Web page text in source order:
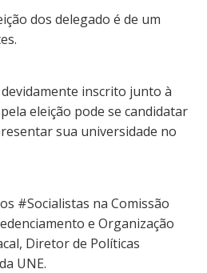
dos delegado é de um
inscrito junto à
eleição pode se candidatar
sua universidade no
#Socialistas na Comissão
e Organização
Diretor de Políticas
UNE.